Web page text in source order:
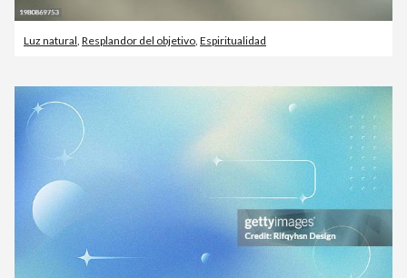
Luz natural, Resplandor del objetivo, Espiritualidad